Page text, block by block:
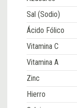
Sal (Sodio)
Ácido Fólico
Vitamina C
Vitamina A
Zinc
Hierro